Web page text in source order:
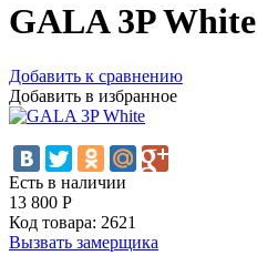
GALA 3P White
Добавить к сравнению
Добавить в избранное
Есть в наличии
13 800 Р
Код товара: 2621
Вызвать замерщика